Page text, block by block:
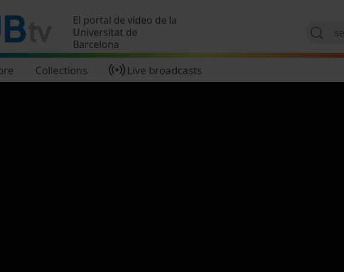
El portal de vídeo de la
Universitat de
Barcelona
Collections Live broadcasts